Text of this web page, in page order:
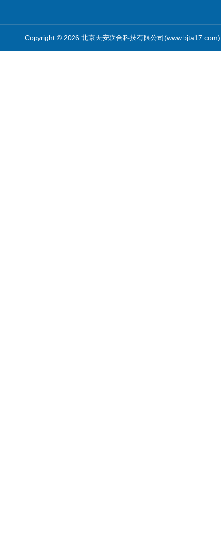
Copyright © 2026 北京天安联合科技有限公司